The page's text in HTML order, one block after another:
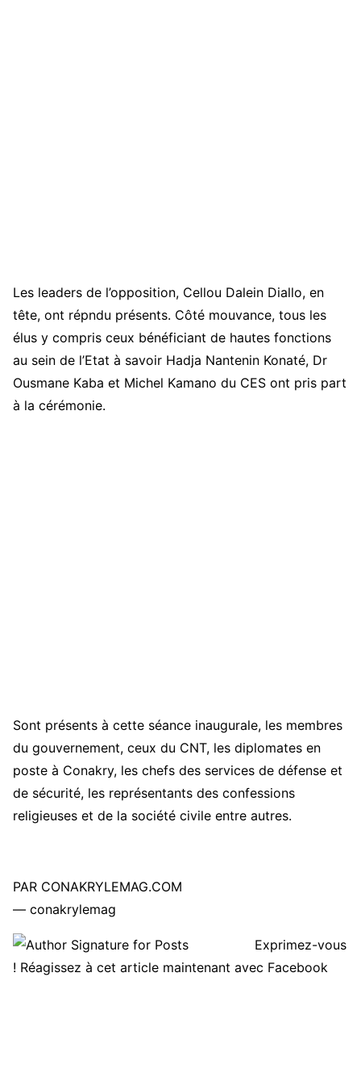
Les leaders de l’opposition, Cellou Dalein Diallo, en
tête, ont répndu présents. Côté mouvance, tous les
élus y compris ceux bénéficiant de hautes fonctions
au sein de l’Etat à savoir Hadja Nantenin Konaté, Dr
Ousmane Kaba et Michel Kamano du CES ont pris part
à la cérémonie.
Sont présents à cette séance inaugurale, les membres
du gouvernement, ceux du CNT, les diplomates en
poste à Conakry, les chefs des services de défense et
de sécurité, les représentants des confessions
religieuses et de la société civile entre autres.
PAR CONAKRYLEMAG.COM
— conakrylemag
Exprimez-vous
! Réagissez à cet article maintenant avec Facebook